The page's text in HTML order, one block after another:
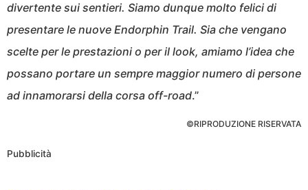
divertente sui sentieri. Siamo dunque molto felici di
presentare le nuove Endorphin Trail. Sia che vengano
scelte per le prestazioni o per il look, amiamo l’idea che
possano portare un sempre maggior numero di persone
ad innamorarsi della corsa off-road.”
©RIPRODUZIONE RISERVATA
Pubblicità